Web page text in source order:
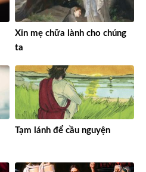
Xin mẹ chữa lành cho chúng
ta
Tạm lánh để cầu nguyện